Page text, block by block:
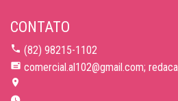
CONTATO
(82) 98215-1102
comercial.al102@gmail.com;